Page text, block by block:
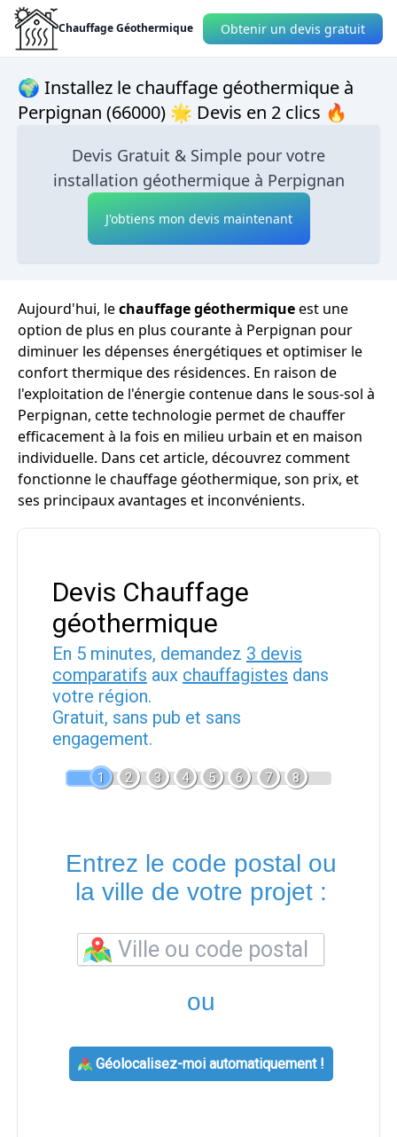
Chauffage Géothermique Obtenir un devis gratuit
🌍 Installez le chauffage géothermique à
Perpignan (66000) 🌟 Devis en 2 clics 🔥
Devis Gratuit & Simple pour votre
installation géothermique à Perpignan
J'obtiens mon devis maintenant
Aujourd'hui, lechauffage géothermiqueest une
option de plus en plus courante à Perpignan pour
diminuer les dépenses énergétiques et optimiser le
confort thermique des résidences. En raison de
l'exploitation de l'énergie contenue dans le sous-sol à
Perpignan, cette technologie permet de chauffer
efficacement à la fois en milieu urbain et en maison
individuelle. Dans cet article, découvrez comment
fonctionne le chauffage géothermique, son prix, et
ses principaux avantages et inconvénients.
Devis Chauffage
géothermique
En 5 minutes, demandez 3 devis
comparatifs aux chauffagistes dans
votre région.
Gratuit, sans pub et sans
engagement.
1 2 3 4 5 6 7 8
Entrez le code postal ou
la ville de votre projet :
ou
Géolocalisez-moi automatiquement !